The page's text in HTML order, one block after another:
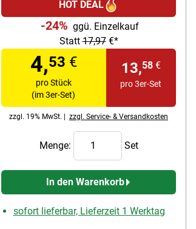
HOT DEAL
-24% ggü. Einzelkauf
Statt17,97€*
4,53 €
pro Stück
(im 3er-Set)
13,58 €
pro 3er-Set
zzgl. 19% MwSt. | zzgl. Service- & Versandkosten
Menge: Set
In den Warenkorb
sofort lieferbar, Lieferzeit 1 Werktag